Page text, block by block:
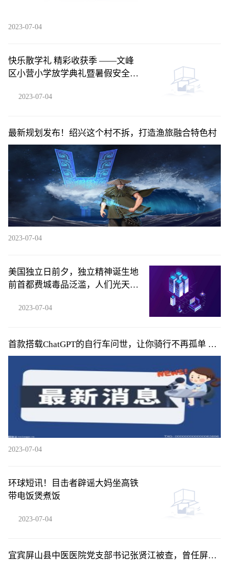
2023-07-04
快乐散学礼 精彩收获季 ——文峰
区小营小学放学典礼暨暑假安全教
2023-07-04
最新规划发布！绍兴这个村不拆，打造渔旅融合特色村
2023-07-04
美国独立日前夕，独立精神诞生地
前首都费城毒品泛滥，人们光天化
景如同人间地狱
2023-07-04
首款搭载ChatGPT的自行车问世，让你骑行不再孤单 今
头条
2023-07-04
环球短讯！目击者辟谣大妈坐高铁
带电饭煲煮饭
2023-07-04
宜宾屏山县中医医院党支部书记张贤江被查，曾任屏山